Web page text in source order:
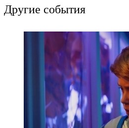
Другие события